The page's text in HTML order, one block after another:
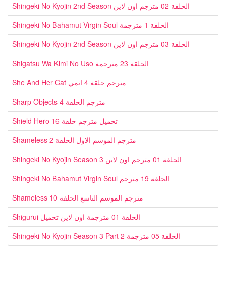
Shingeki No Kyojin 2nd Season الحلقة 02 مترجم اون لاين
Shingeki No Bahamut Virgin Soul الحلقة 1 مترجمة
Shingeki No Kyojin 2nd Season الحلقة 03 مترجم اون لاين
Shigatsu Wa Kimi No Uso الحلقة 23 مترجمة
She And Her Cat مترجم حلقة 4 انمي
Sharp Objects مترجم الحلقة 4
Shield Hero تحميل مترجم حلقة 16
Shameless مترجم الموسم الاول الحلقة 2
Shingeki No Kyojin Season 3 الحلقة 01 مترجم اون لاين
Shingeki No Bahamut Virgin Soul الحلقة 19 مترجم
Shameless مترجم الموسم التاسع الحلقة 10
Shigurui الحلقة 01 مترجمة اون لاين تحميل
Shingeki No Kyojin Season 3 Part 2 الحلقة 05 مترجمة